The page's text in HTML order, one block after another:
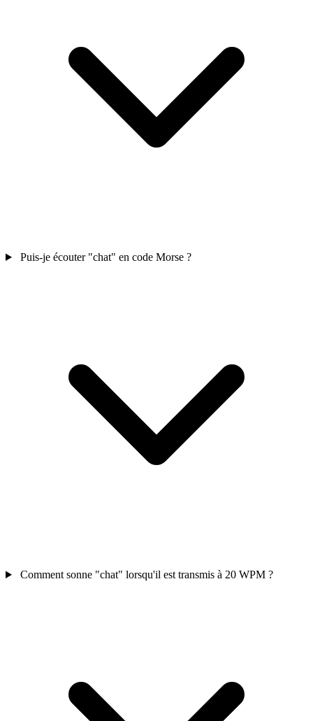
Puis-je écouter "chat" en code Morse ?
Comment sonne "chat" lorsqu'il est transmis à 20 WPM ?